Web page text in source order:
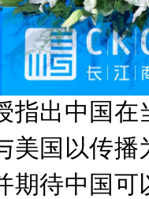
指出中国
美国以传
期待中国